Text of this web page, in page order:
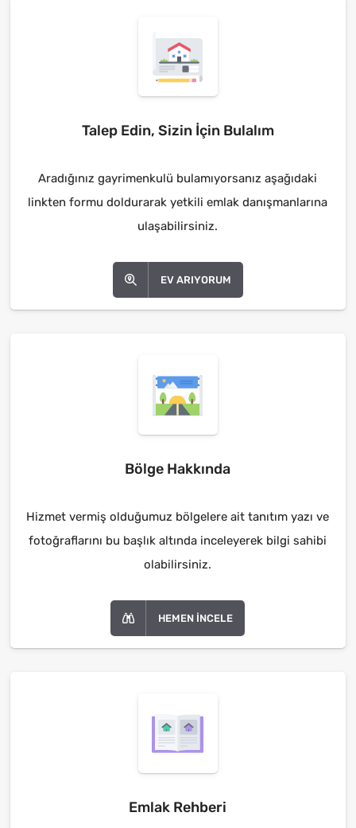
Talep Edin, Sizin İçin Bulalım
Aradığınız gayrimenkulü bulamıyorsanız aşağıdaki
linkten formu doldurarak yetkili emlak danışmanlarına
ulaşabilirsiniz.
EV ARIYORUM
Bölge Hakkında
Hizmet vermiş olduğumuz bölgelere ait tanıtım yazı ve
fotoğraflarını bu başlık altında inceleyerek bilgi sahibi
olabilirsiniz.
HEMEN İNCELE
Emlak Rehberi